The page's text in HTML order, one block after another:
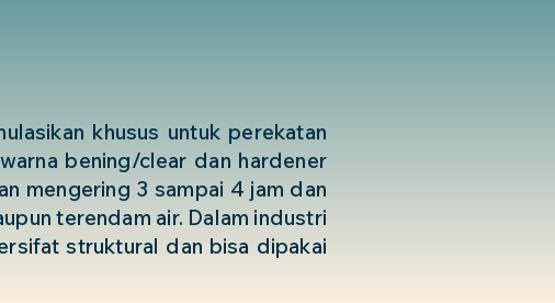
khusus untuk perekatan
bening/clear dan hardener
mengering 3 sampai 4 jam dan
terendam air. Dalam industri
struktural dan bisa dipakai